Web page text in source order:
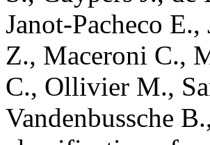
Janot-Pacheco E.,
Z., Maceroni C.,
C., Ollivier M.,
Vandenbussche B.